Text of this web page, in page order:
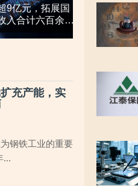
9亿元，拓展国
入合计六百余万
高校牵头的重点
充产能，实
钢铁工业的重要
...